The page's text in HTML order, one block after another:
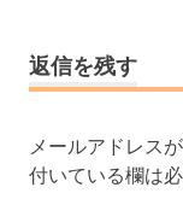
シ
ョ
返信を残す
メールアドレス
付いている欄は